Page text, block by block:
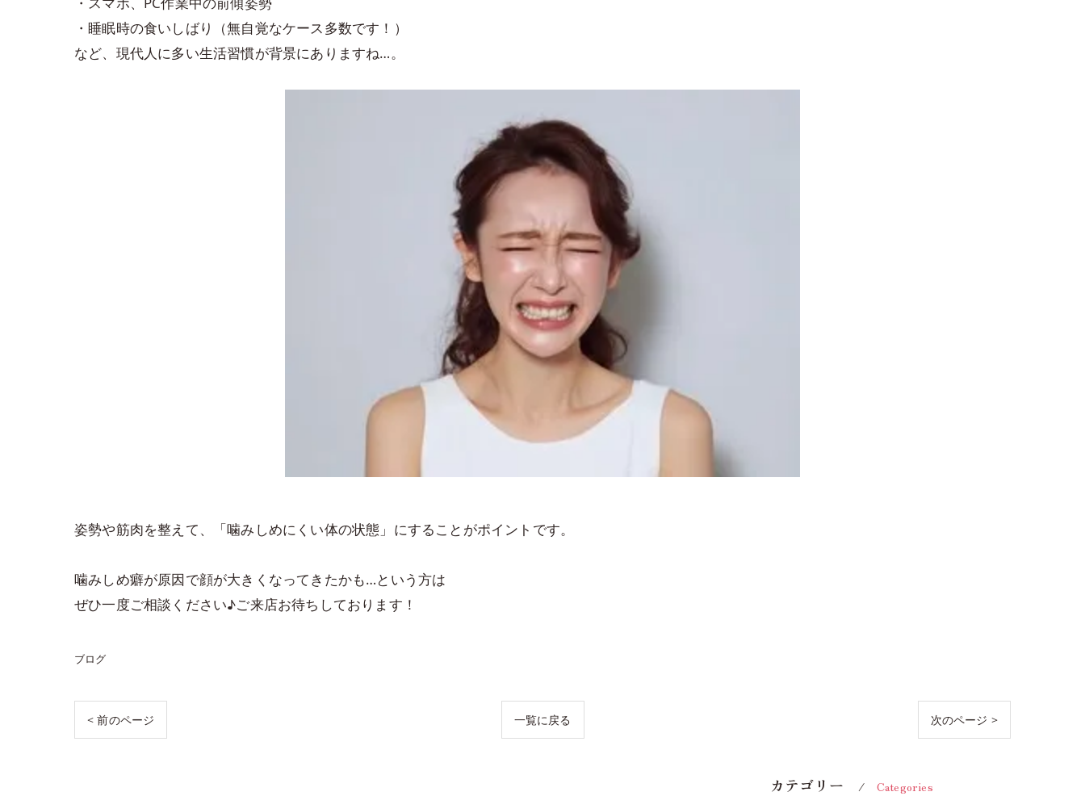
・睡眠時の食いしばり（無自覚なケース多数です！）
など、現代人に多い生活習慣が背景にありますね…。
姿勢や筋肉を整えて、「噛みしめにくい体の状態」にすることがポイントです。
噛みしめ癖が原因で顔が大きくなってきたかも…という方は
ぜひ一度ご相談ください♪ご来店お待ちしております！
ブログ
< 前のページ 一覧に戻る 次のページ >
カテゴリー Categories